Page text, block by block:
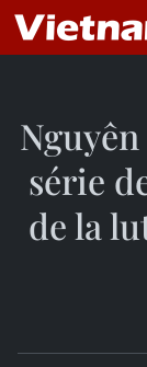
série
de la